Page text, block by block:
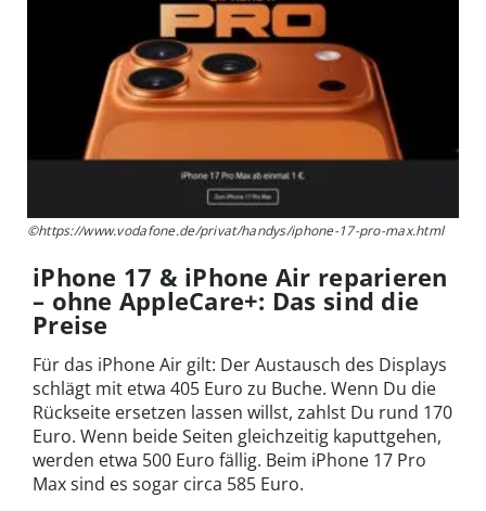
©https://www.vodafone.de/privat/handys/iphone-17-pro-max.html
iPhone 17 & iPhone Air reparieren
– ohne AppleCare+: Das sind die
Preise
Für das iPhone Air gilt: Der Austausch des Displays
schlägt mit etwa 405 Euro zu Buche. Wenn Du die
Rückseite ersetzen lassen willst, zahlst Du rund 170
Euro. Wenn beide Seiten gleichzeitig kaputtgehen,
werden etwa 500 Euro fällig. Beim iPhone 17 Pro
Max sind es sogar circa 585 Euro.